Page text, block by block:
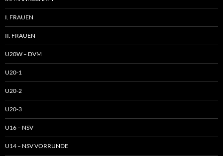
I. FRAUEN
II. FRAUEN
U20W – DVM
U20-1
U20-2
U20-3
U16 – NSV
U14 – NSV VORRUNDE